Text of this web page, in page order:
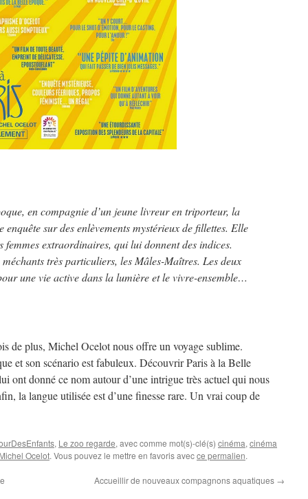
en compagnie d’un jeune livreur en triporteur, la
sur des enlèvements mystérieux de fillettes. Elle
femmes extraordinaires, qui lui donnent des indices.
très particuliers, les Mâles-Maîtres. Les deux
une vie active dans la lumière et le vivre-ensemble…
de plus, Michel Ocelot nous offre un voyage sublime.
et son scénario est fabuleux. Découvrir Paris à la Belle
ont donné ce nom autour d’une intrigue très actuel qui nous
la langue utilisée est d’une finesse rare. Un vrai coup de
, Le zoo regarde, avec comme mot(s)-clé(s) cinéma, cinéma
Ocelot. Vous pouvez le mettre en favoris avecce permalien.
Accueillir de nouveaux compagnons aquatiques →